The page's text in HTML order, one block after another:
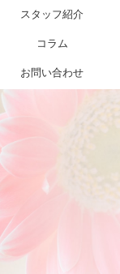
スタッフ紹介
コラム
お問い合わせ